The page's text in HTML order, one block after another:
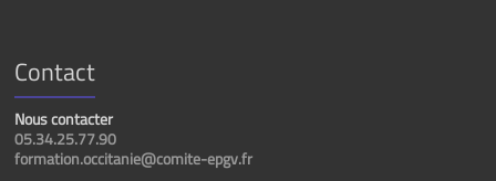
Contact
Nous contacter
05.34.25.77.90
formation.occitanie@comite-epgv.fr